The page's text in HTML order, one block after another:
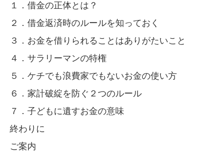
１．借金の正体とは？
２．借金返済時のルールを知っておく
３．お金を借りられることはありがたいこと
４．サラリーマンの特権
５．ケチでも浪費家でもないお金の使い方
６．家計破綻を防ぐ２つのルール
７．子どもに遺すお金の意味
終わりに
ご案内